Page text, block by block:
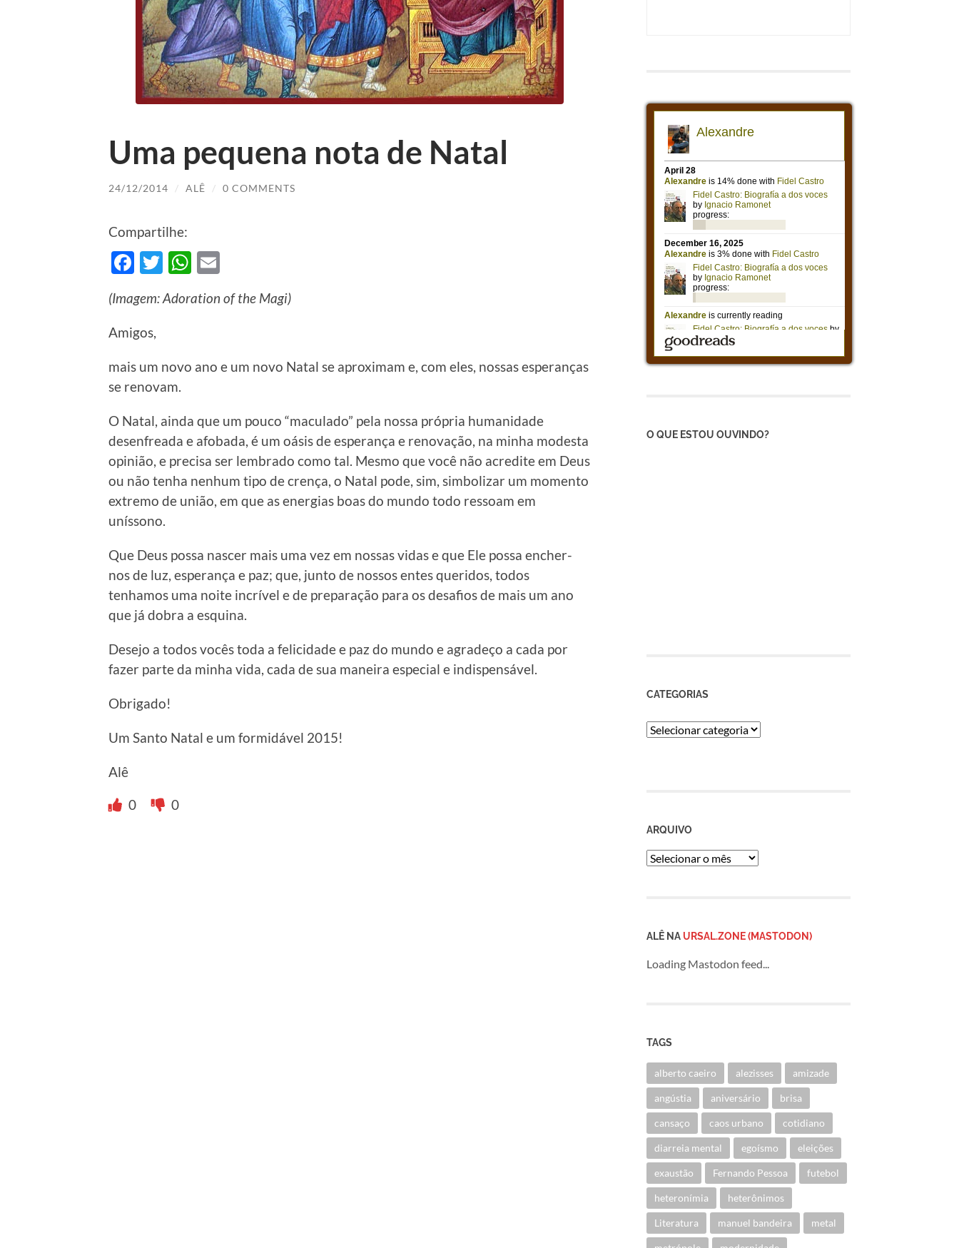
Uma pequena nota de Natal
24/12/2014 / ALÊ / 0 COMMENTS
Compartilhe:
Facebook
TwitterWhatsApp
(Imagem: Adoration of the Magi)
Amigos,
mais um novo ano e um novo Natal se aproximam e, com eles, nossas esperanças
se renovam.
O Natal, ainda que um pouco “maculado” pela nossa própria humanidade
desenfreada e afobada, é um oásis de esperança e renovação, na minha modesta
opinião, e precisa ser lembrado como tal. Mesmo que você não acredite em Deus
ou não tenha nenhum tipo de crença, o Natal pode, sim, simbolizar um momento
extremo de união, em que as energias boas do mundo todo ressoam em
uníssono.
Que Deus possa nascer mais uma vez em nossas vidas e que Ele possa encher-
nos de luz, esperança e paz; que, junto de nossos entes queridos, todos
tenhamos uma noite incrível e de preparação para os desafios de mais um ano
que já dobra a esquina.
Desejo a todos vocês toda a felicidade e paz do mundo e agradeço a cada por
fazer parte da minha vida, cada de sua maneira especial e indispensável.
Obrigado!
Um Santo Natal e um formidável 2015!
Alê
0
0
O QUE ESTOU OUVINDO?
CATEGORIAS
Categorias
ARQUIVO
Arquivo
ALÊ NA URSAL.ZONE (MASTODON)
Loading Mastodon feed...
TAGS
alberto caeiro alezisses amizade
angústia aniversário brisa
cansaço caos urbano cotidiano
diarreia mental egoísmo eleições
exaustão Fernando Pessoa futebol
heteronímia heterônimos
Literatura manuel bandeira metal